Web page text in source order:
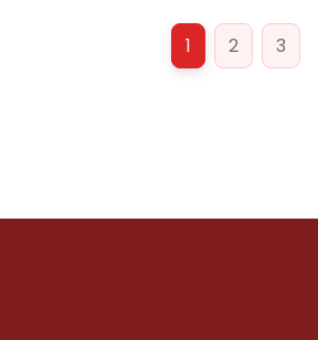
1 2 3